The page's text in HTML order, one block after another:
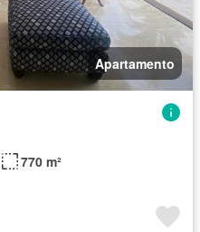
Apartamento
770 m²